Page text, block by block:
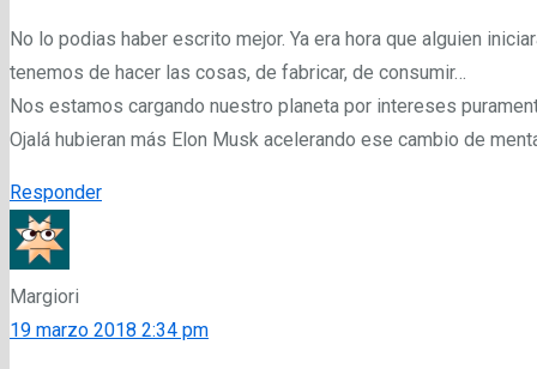
No lo podias haber escrito mejor. Ya era hora que alguien
tenemos de hacer las cosas, de fabricar, de consumir…
Nos estamos cargando nuestro planeta por intereses
Ojalá hubieran más Elon Musk acelerando ese cambio de
Responder
Margiori
19 marzo 2018 2:34 pm